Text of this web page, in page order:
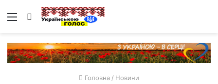
Меню Пошук
Головна / Новини